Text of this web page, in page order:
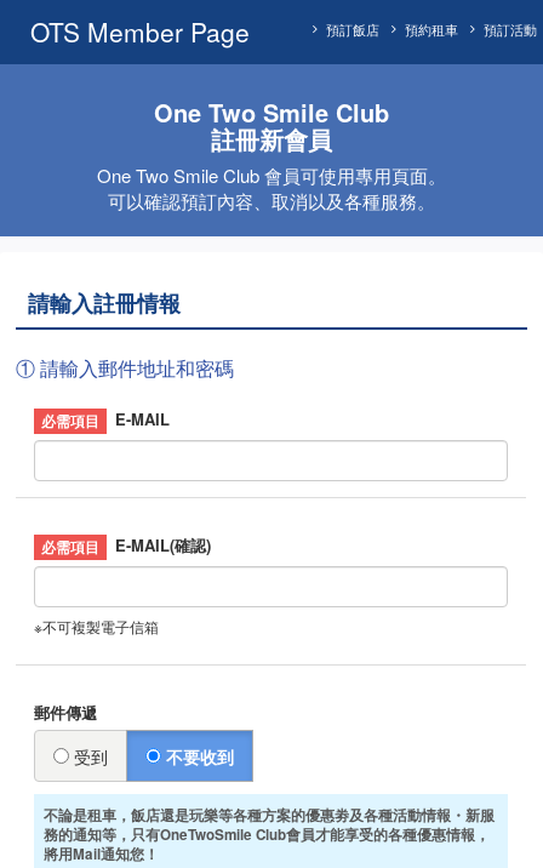
OTS Member Page 預訂活動
預約租車
預訂飯店
One Two Smile Club
註冊新會員
One Two Smile Club 會員可使用專用頁面。
可以確認預訂內容、取消以及各種服務。
請輸入註冊情報
① 請輸入郵件地址和密碼
E-MAIL
E-MAIL(確認)
※不可複製電子信箱
郵件傳遞
受到 不要收到
不論是租車，飯店還是玩樂等各種方案的優惠劵及各種活動情報・新服
務的通知等，只有OneTwoSmile Club會員才能享受的各種優惠情報，
將用Mail通知您！